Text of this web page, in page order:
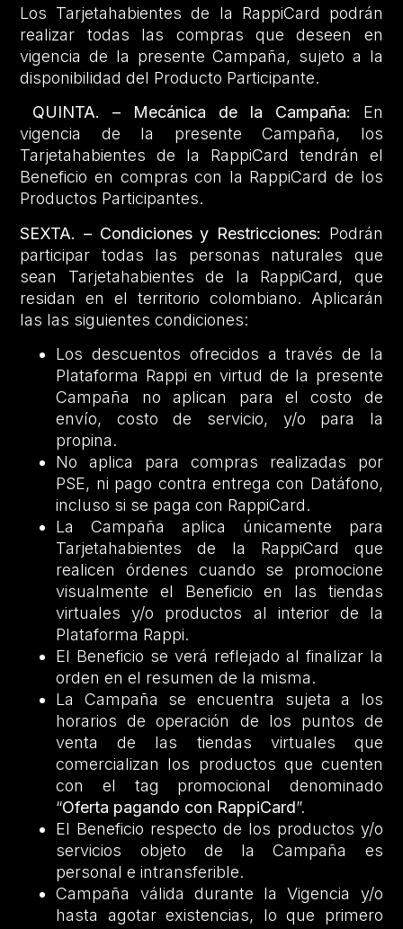
Los Tarjetahabientes de la RappiCard podrán
realizar todas las compras que deseen en
vigencia de la presente Campaña, sujeto a la
disponibilidad del Producto Participante.
QUINTA. – Mecánica de la Campaña: En
vigencia de la presente Campaña,
los
Tarjetahabientes de la RappiCard tendrán el
Beneficio en compras con la RappiCard de los
Productos Participantes.
SEXTA. – Condiciones y Restricciones: Podrán
participar todas las personas naturales que
sean Tarjetahabientes de la RappiCard, que
residan en el territorio colombiano. Aplicarán
las las siguientes condiciones:
Los descuentos ofrecidos a través de la
Plataforma Rappi en virtud de la presente
Campaña no aplican para el costo de
envío, costo de servicio, y/o para la
propina.
No aplica para compras realizadas por
PSE, ni pago contra entrega con Datáfono,
incluso si se paga con RappiCard.
La Campaña aplica únicamente para
Tarjetahabientes de la RappiCard que
realicen órdenes cuando se promocione
visualmente el Beneficio en las tiendas
virtuales y/o productos al interior de la
Plataforma Rappi.
El Beneficio se verá reflejado al finalizar la
orden en el resumen de la misma.
La Campaña se encuentra sujeta a los
horarios de operación de los puntos de
venta de las tiendas virtuales que
comercializan los productos que cuenten
con el tag promocional denominado
“Oferta pagando con RappiCard”.
El Beneficio respecto de los productos y/o
servicios objeto de la Campaña es
personal e intransferible.
Campaña válida durante la Vigencia y/o
hasta agotar existencias, lo que primero